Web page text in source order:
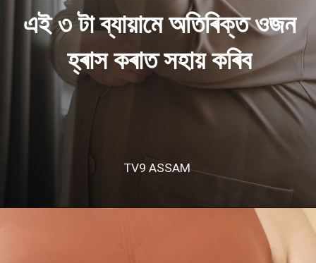
এই ৩ টা ব্যায়ামে অতিৰিক্ত ওজন
হ্ৰাস কৰাত সহায় কৰিব
TV9 ASSAM